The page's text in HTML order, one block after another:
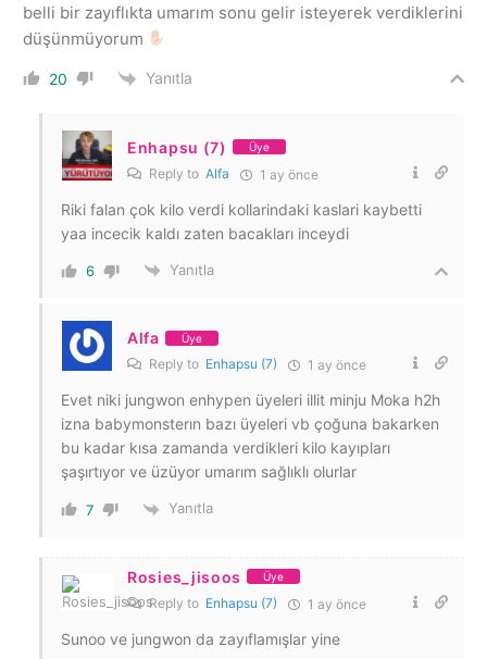
belli bir zayıflıkta umarım sonu gelir isteyerek verdiklerini
düşünmüyorum
20 Yanıtla
Enhapsu (7) Üye
Reply to Alfa 1 ay önce
Riki falan çok kilo verdi kollarindaki kaslari kaybetti
yaa incecik kaldı zaten bacakları inceydi
6 Yanıtla
Alfa Üye
Reply to Enhapsu (7) 1 ay önce
Evet niki jungwon enhypen üyeleri illit minju Moka h2h
izna babymonsterın bazı üyeleri vb çoğuna bakarken
bu kadar kısa zamanda verdikleri kilo kayıpları
şaşırtıyor ve üzüyor umarım sağlıklı olurlar
7 Yanıtla
Rosies_jisoos Üye
Reply to Enhapsu (7) 1 ay önce
Sunoo ve jungwon da zayıflamışlar yine